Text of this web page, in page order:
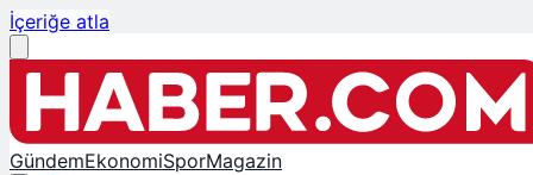
İçeriğe atla
GündemEkonomiSporMagazin